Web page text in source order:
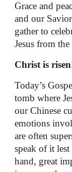
Grace and
and our
gather to
Jesus from
Christ is
Today’s
tomb where
our Chinese
emotions
are often
speak of it
hand, great